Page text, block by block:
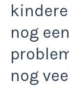
nog
nog